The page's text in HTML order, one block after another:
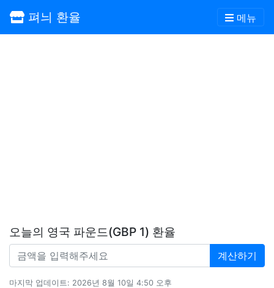
펴늬 환율 메뉴
오늘의 영국 파운드(GBP 1) 환율
계산하기
마지막 업데이트: 2026년 8월 10일 4:50 오후